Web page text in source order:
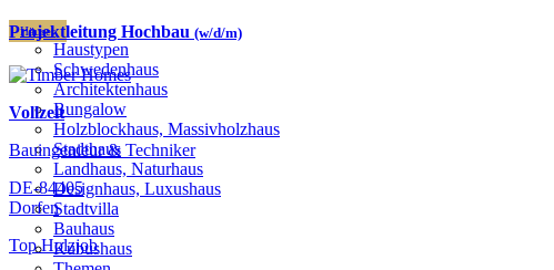
Häuser
Haustypen
Schwedenhaus
Architektenhaus
Bungalow
Holzblockhaus, Massivholzhaus
Stadthaus
Landhaus, Naturhaus
Designhaus, Luxushaus
Stadtvilla
Bauhaus
Kubushaus
Projektleitung Hochbau (w/d/m)
Vollzeit
Bauingenieur & Techniker
DE-84405
Dorfen
Top Holzjob